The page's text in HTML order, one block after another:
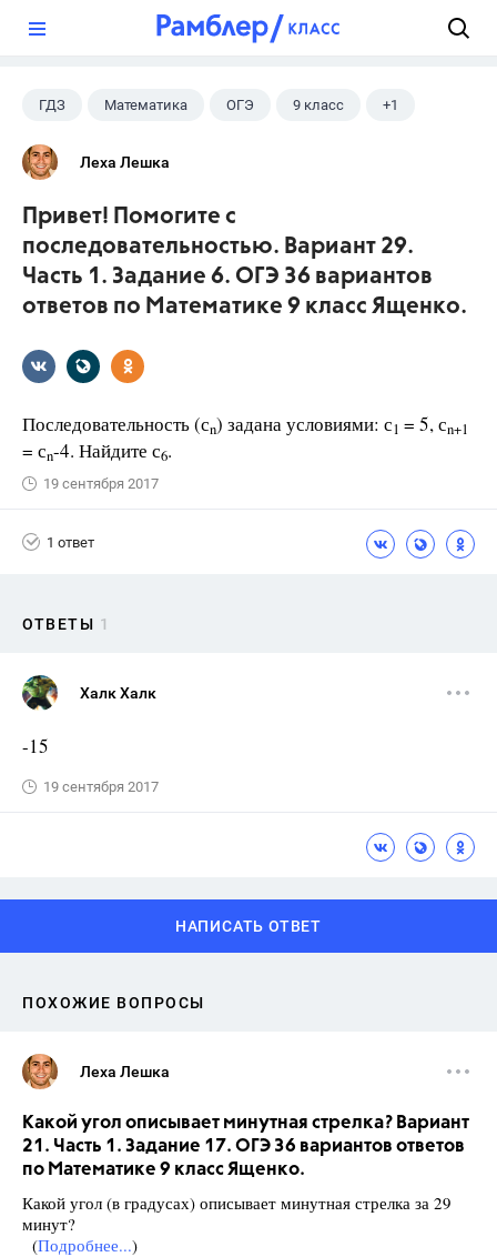
ГДЗ Математика ОГЭ 9 класс +1
Ященко И.В.
Леха Лешка
Привет! Помогите с
последовательностью. Вариант 29.
Часть 1. Задание 6. ОГЭ 36 вариантов
ответов по Математике 9 класс Ященко.
Последовательность (сn) задана условиями: с1 = 5, сn+1
= сn-4. Найдите с6.
19 сентября 2017
1 ответ
ОТВЕТЫ 1
Халк Халк
-15
19 сентября 2017
НАПИСАТЬ ОТВЕТ
ПОХОЖИЕ ВОПРОСЫ
Леха Лешка
Какой угол описывает минутная стрелка? Вариант
21. Часть 1. Задание 17. ОГЭ 36 вариантов ответов
по Математике 9 класс Ященко.
Какой угол (в градусах) описывает минутная стрелка за 29
минут?
(Подробнее...)